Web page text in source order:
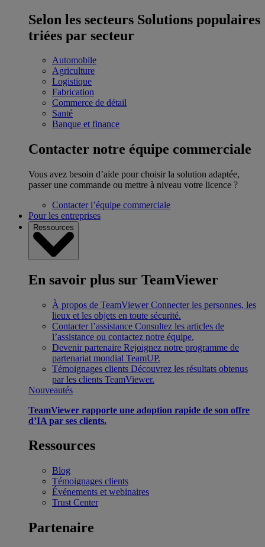
Selon les secteurs Solutions populaires
triées par secteur
Automobile
Agriculture
Logistique
Fabrication
Commerce de détail
Santé
Banque et finance
Contacter notre équipe commerciale
Vous avez besoin d’aide pour choisir la solution adaptée,
passer une commande ou mettre à niveau votre licence ?
Contacter l’équipe commerciale
Pour les entreprises
Ressources
En savoir plus sur TeamViewer
À propos de TeamViewer Connecter les personnes, les
lieux et les objets en toute sécurité.
Contacter l’assistance Consultez les articles de
l’assistance ou contactez notre équipe.
Devenir partenaire Rejoignez notre programme de
partenariat mondial TeamUP.
Témoignages clients Découvrez les résultats obtenus
par les clients TeamViewer.
Nouveautés
TeamViewer rapporte une adoption rapide de son offre
d’IA par ses clients.
Ressources
Blog
Témoignages clients
Événements et webinaires
Trust Center
Partenaire